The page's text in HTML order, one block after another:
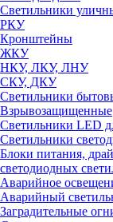
Светильники
РКУ
Кронштейны
ЖКУ
НКУ, ЛКУ, ЛНУ
СКУ, ДКУ
Светильники
Взрывозащищенные
Светильники LED
Светильники
Блоки питания,
светодиодных
Аварийное
Аварийный
Заградительные